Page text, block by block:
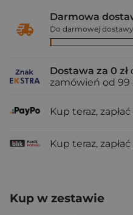
Darmowa
Do darmowej dostawy
Dostawa za 0 zł
zamówień od 99
Kup teraz, zapłać
Kup teraz, zapłać
Kup w zestawie